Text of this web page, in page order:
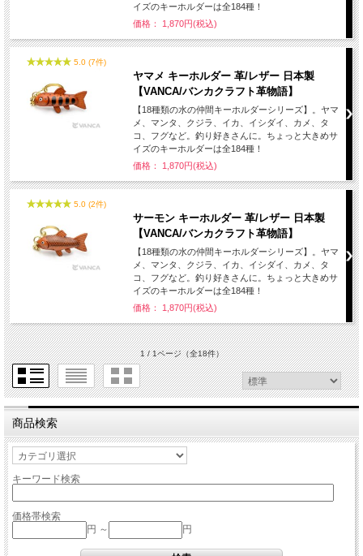
イズのキーホルダーは全184種！
価格： 1,870円(税込)
5.0 (7件)
ヤマメ キーホルダー 革/レザー 日本製
【VANCA/バンカクラフト革物語】
【18種類の水の仲間キーホルダーシリーズ】。ヤマ
メ、マンタ、クジラ、イカ、イシダイ、カメ、タ
コ、フグなど。釣り好きさんに。ちょっと大きめサ
イズのキーホルダーは全184種！
価格： 1,870円(税込)
5.0 (2件)
サーモン キーホルダー 革/レザー 日本製
【VANCA/バンカクラフト革物語】
【18種類の水の仲間キーホルダーシリーズ】。ヤマ
メ、マンタ、クジラ、イカ、イシダイ、カメ、タ
コ、フグなど。釣り好きさんに。ちょっと大きめサ
イズのキーホルダーは全184種！
価格： 1,870円(税込)
1 / 1ページ（全18件）
商品検索
キーワード検索
価格帯検索
円 ～
円